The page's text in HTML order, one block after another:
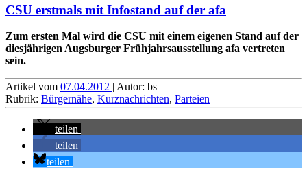
CSU erstmals mit Infostand auf der afa
Zum ersten Mal wird die CSU mit einem eigenen Stand auf der
diesjährigen Augsburger Frühjahrsausstellung afa vertreten
sein.
Artikel vom 07.04.2012 | Autor: bs
Rubrik: Bürgernähe, Kurznachrichten, Parteien
teilen
teilen
teilen